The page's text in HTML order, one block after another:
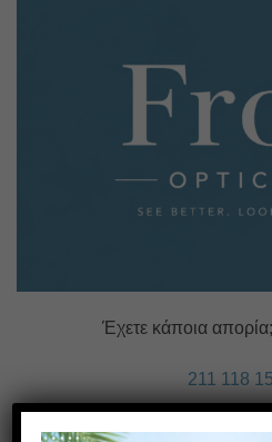
Έχετε κάποια
211 118
08:00 -